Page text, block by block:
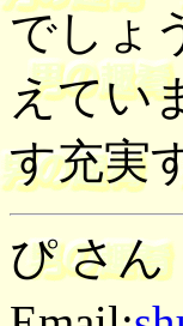
でしょ
えてい
す充実
ぴ さ